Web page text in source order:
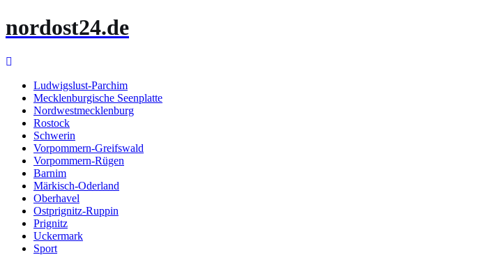
Inhalt
nordost24.de
Ludwigslust-Parchim
Mecklenburgische Seenplatte
Nordwestmecklenburg
Rostock
Schwerin
Vorpommern-Greifswald
Vorpommern-Rügen
Barnim
Märkisch-Oderland
Oberhavel
Ostprignitz-Ruppin
Prignitz
Uckermark
Sport